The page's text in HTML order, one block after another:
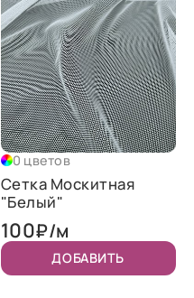
0 цветов
Сетка Москитная
"Белый"
100₽/м
ДОБАВИТЬ